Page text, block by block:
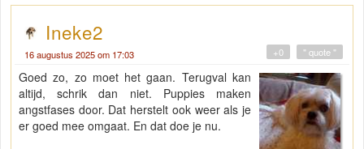
Ineke2
16 augustus 2025 om 17:03 " quote "
+0
Goed zo, zo moet het gaan. Terugval kan
altijd, schrik dan niet. Puppies maken
angstfases door. Dat herstelt ook weer als je
er goed mee omgaat. En dat doe je nu.